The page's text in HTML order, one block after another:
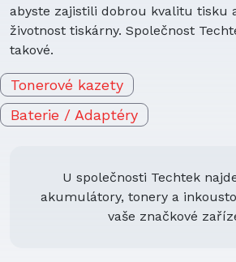
abyste zajistili dobrou kvalitu tisku
životnost tiskárny. Společnost
takové.
Tonerové kazety
Baterie / Adaptéry
U společnosti Techtek
akumulátory, tonery a
vaše značkové